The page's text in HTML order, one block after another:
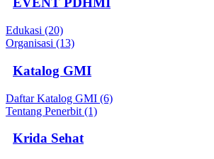
Edukasi (20)
Organisasi (13)
Katalog GMI
Daftar Katalog GMI (6)
Tentang Penerbit (1)
Krida Sehat